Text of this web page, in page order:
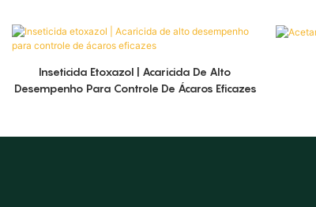
Inseticida Etoxazol | Acaricida De Alto
Desempenho Para Controle De Ácaros Eficazes